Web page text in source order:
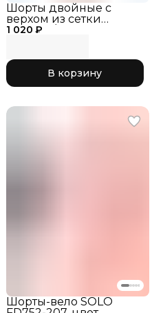
1 020 ₽
Шорты двойные с
верхом из сетки
черный/лайм, RG770-
В корзину
Шорты-вело SOLO